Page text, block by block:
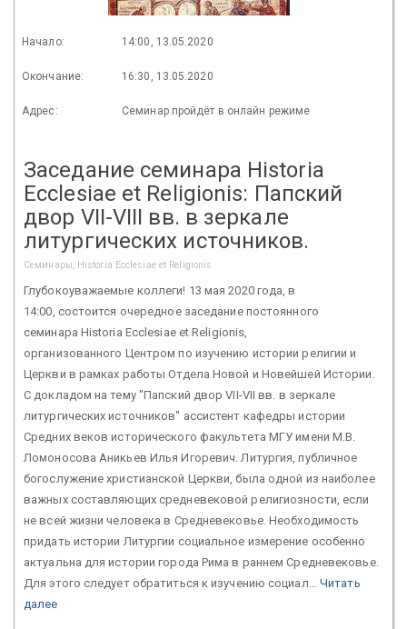
Начало: 14:00, 13.05.2020
Окончание: 16:30, 13.05.2020
Адрес: Семинар пройдёт в онлайн режиме
Заседание семинара Historia
Ecclesiae et Religionis: Папский
двор VII-VIII вв. в зеркале
литургических источников.
Семинары, Historia Ecclesiae et Religionis
Глубокоуважаемые коллеги! 13 мая 2020 года, в
14:00, состоится очередное заседание постоянного
семинара Historia Ecclesiae et Religionis,
организованного Центром по изучению истории религии и
Церкви в рамках работы Отдела Новой и Новейшей Истории.
С докладом на тему "Папский двор VII-VII вв. в зеркале
литургических источников" ассистент кафедры истории
Средних веков исторического факультета МГУ имени М.В.
Ломоносова Аникьев Илья Игоревич. Литургия, публичное
богослужение христианской Церкви, была одной из наиболее
важных составляющих средневековой религиозности, если
не всей жизни человека в Средневековье. Необходимость
придать истории Литургии социальное измерение особенно
актуальна для истории города Рима в раннем Средневековье.
Для этого следует обратиться к изучению социал... Читать
далее